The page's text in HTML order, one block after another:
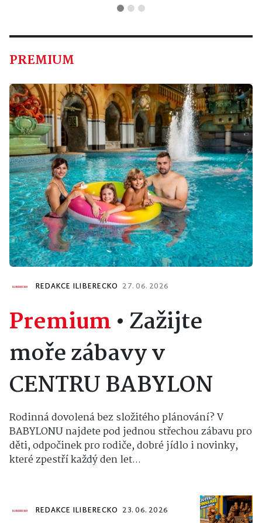
PREMIUM
REDAKCE ILIBERECKO 27. 06. 2026
Premium•Zažijte
moře zábavy v
CENTRU BABYLON
Rodinná dovolená bez složitého plánování? V
BABYLONU najdete pod jednou střechou zábavu pro
děti, odpočinek pro rodiče, dobré jídlo i novinky,
které zpestří každý den let...
REDAKCE ILIBERECKO 23. 06. 2026